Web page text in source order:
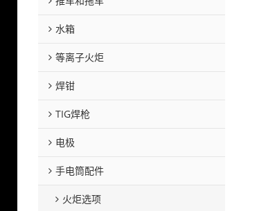
水箱
等离子火炬
焊钳
TIG焊枪
电极
手电筒配件
火炬选项